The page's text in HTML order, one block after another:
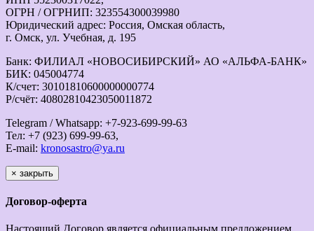
ОГРН / ОГРНИП: 323554300039980
Юридический адрес: Россия, Омская область,
г. Омск, ул. Учебная, д. 195
Банк: ФИЛИАЛ «НОВОСИБИРСКИЙ» АО «АЛЬФА-БАНК»
БИК: 045004774
К/счет: 30101810600000000774
Р/счёт: 40802810423050011872
Telegram / Whatsapp: +7-923-699-99-63
Тел: +7 (923) 699-99-63,
E-mail: kronosastro@ya.ru
× закрыть
Договор-оферта
Настоящий Договор является официальным предложением